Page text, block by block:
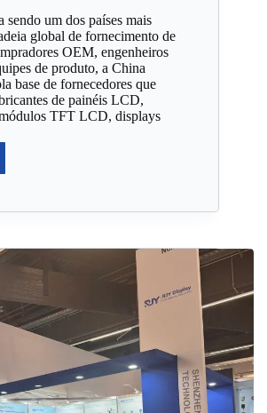
sendo um dos países mais
global de fornecimento de
OEM, engenheiros
de produto, a China
base de fornecedores que
de painéis LCD,
TFT LCD, displays